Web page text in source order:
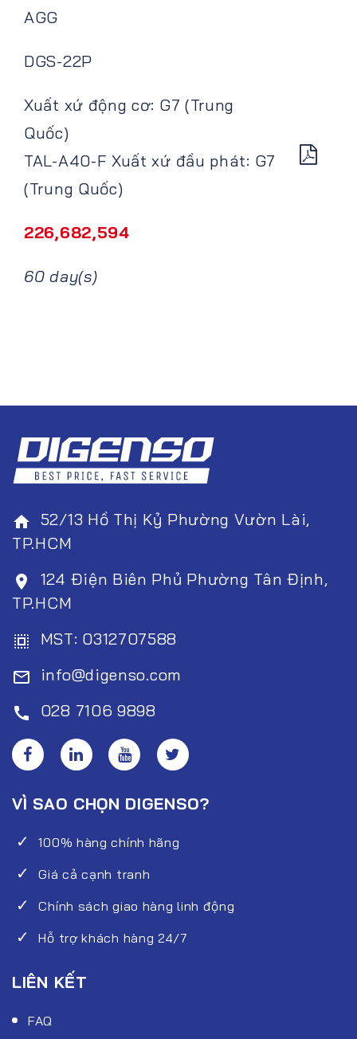
AGG
DGS-22P
Xuất xứ động cơ: G7 (Trung
Quốc)
TAL-A40-F Xuất xứ đầu phát: G7
(Trung Quốc)
226,682,594
60 day(s)
home 52/13 Hồ Thị Kỷ Phường Vườn Lài,
TP.HCM
room
124 Điện Biên Phủ Phường Tân Định,
TP.HCM
select_all MST: 0312707588
mail_outline info@digenso.com
call 028 7106 9898
VÌ SAO CHỌN DIGENSO?
100% hàng chính hãng
Giá cả cạnh tranh
Chính sách giao hàng linh động
Hỗ trợ khách hàng 24/7
LIÊN KẾT
FAQ